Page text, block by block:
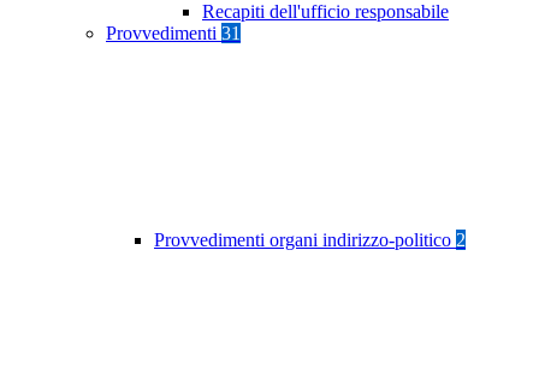
Recapiti dell'ufficio responsabile
Provvedimenti 31
Provvedimenti organi indirizzo-politico 2